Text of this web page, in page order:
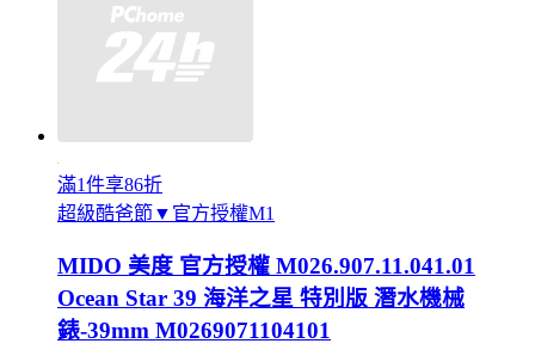
滿1件享86折
超級酷爸節▼官方授權M1
MIDO 美度 官方授權 M026.907.11.041.01
Ocean Star 39 海洋之星 特別版 潛水機械
錶-39mm M0269071104101